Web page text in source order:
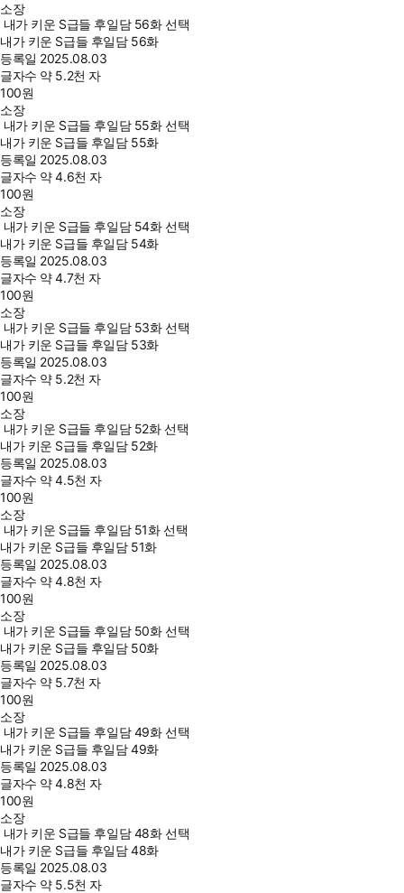
소장
내가 키운 S급들 후일담 56화 선택
내가 키운 S급들 후일담 56화
등록일 2025.08.03
글자수 약 5.2천 자
100원
소장
내가 키운 S급들 후일담 55화 선택
내가 키운 S급들 후일담 55화
등록일 2025.08.03
글자수 약 4.6천 자
100원
소장
내가 키운 S급들 후일담 54화 선택
내가 키운 S급들 후일담 54화
등록일 2025.08.03
글자수 약 4.7천 자
100원
소장
내가 키운 S급들 후일담 53화 선택
내가 키운 S급들 후일담 53화
등록일 2025.08.03
글자수 약 5.2천 자
100원
소장
내가 키운 S급들 후일담 52화 선택
내가 키운 S급들 후일담 52화
등록일 2025.08.03
글자수 약 4.5천 자
100원
소장
내가 키운 S급들 후일담 51화 선택
내가 키운 S급들 후일담 51화
등록일 2025.08.03
글자수 약 4.8천 자
100원
소장
내가 키운 S급들 후일담 50화 선택
내가 키운 S급들 후일담 50화
등록일 2025.08.03
글자수 약 5.7천 자
100원
소장
내가 키운 S급들 후일담 49화 선택
내가 키운 S급들 후일담 49화
등록일 2025.08.03
글자수 약 4.8천 자
100원
소장
내가 키운 S급들 후일담 48화 선택
내가 키운 S급들 후일담 48화
등록일 2025.08.03
글자수 약 5.5천 자